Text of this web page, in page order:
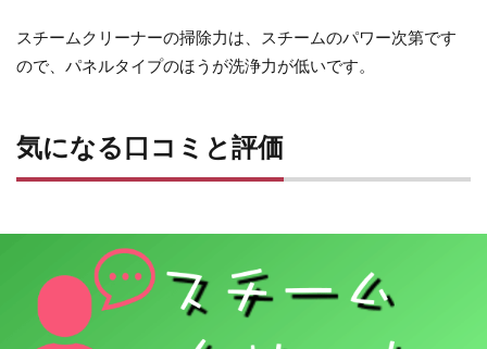
スチームクリーナーの掃除力は、スチームのパワー次第です
ので、パネルタイプのほうが洗浄力が低いです。
気になる口コミと評価